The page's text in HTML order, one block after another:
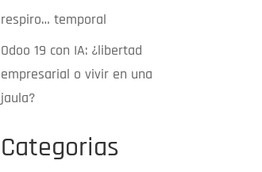
respiro… temporal
Odoo 19 con IA: ¿libertad
empresarial o vivir en una
jaula?
Categorias